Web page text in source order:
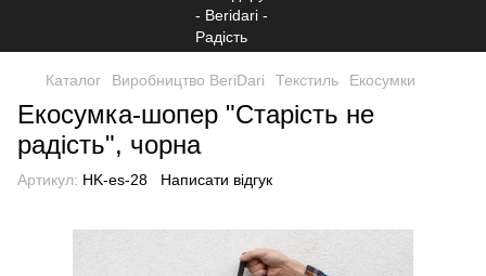
Каталог Виробництво BeriDari Текстиль Екосумки
Екосумка-шопер "Старість не
радість", чорна
Артикул: HK-es-28 Написати відгук